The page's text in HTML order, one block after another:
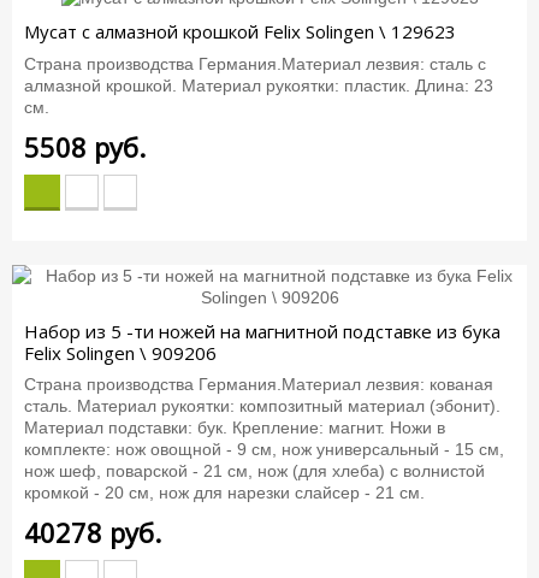
Мусат с алмазной крошкой Felix Solingen \ 129623
Страна производства Германия.Материал лезвия: сталь c
алмазной крошкой. Материал рукоятки: пластик. Длина: 23
см.
5508 руб.
Набор из 5 -ти ножей на магнитной подставке из бука
Felix Solingen \ 909206
Страна производства Германия.Материал лезвия: кованая
сталь. Материал рукоятки: композитный материал (эбонит).
Материал подставки: бук. Крепление: магнит. Ножи в
комплекте: нож овощной - 9 см, нож универсальный - 15 см,
нож шеф, поварской - 21 см, нож (для хлеба) с волнистой
кромкой - 20 см, нож для нарезки слайсер - 21 см.
40278 руб.